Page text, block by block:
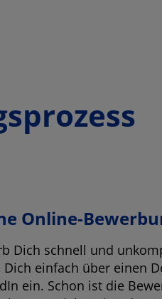
Online-
Dich schnell und
Dich einfach über einen
ein. Schon ist die